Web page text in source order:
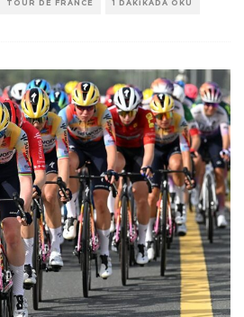
TOUR DE FRANCE 1 DAKIKADA OKU